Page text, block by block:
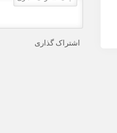
اشتراک گذاری